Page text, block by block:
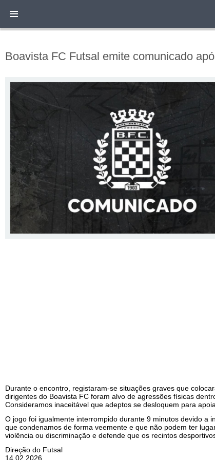
Boavista FC Futsal emite comunicado
Durante o encontro, registaram-se situações graves que
dirigentes do Boavista FC foram alvo de agressões físicas
Consideramos inaceitável que adeptos se desloquem para
O jogo foi igualmente interrompido durante 9 minutos devido a
que condenamos de forma veemente e que não podem ter
violência ou discriminação e defende que os recintos
Direção do Futsal
14.02.2026